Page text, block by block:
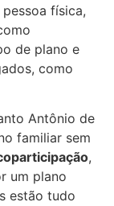
física,
de plano e
como
Antônio de
familiar sem
,
um plano
estão tudo